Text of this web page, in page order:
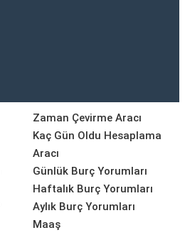
Zaman Çevirme Aracı
Kaç Gün Oldu Hesaplama
Aracı
Günlük Burç Yorumları
Haftalık Burç Yorumları
Aylık Burç Yorumları
Maaş